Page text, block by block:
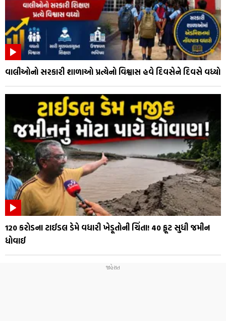
વાલીઓનો સરકારી શાળાઓ પ્રત્યેનો વિશ્વાસ હવે દિવસેને દિવસે વધ્યો
₹120 કરોડના ટાઈડલ ડેમે વધારી ખેડૂતોની ચિંતા! 40 ફૂટ સુધી જમીન
ધોવાઈ